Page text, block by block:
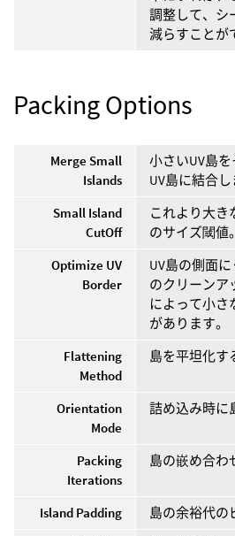
調整して、シ
減らすことが
Packing Options
Merge Small
Islands
小さいUV島
UV島に結合し
Small Island
CutOff
これより大き
のサイズ閾値。
Optimize UV
Border
UV島の側面
のクリーンア
によって小さ
があります。
Flattening
Method
島を平坦化す
Orientation
Mode
詰め込み時に
Packing
Iterations
島の嵌め合わ
Island Padding
島の余裕代の